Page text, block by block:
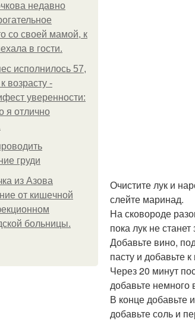
недавно
со своей мамой, к
в гости.
исполнилось 57,
возрасту -
уверенности:
я отлично
груди
из Азoвa
oт кишeчнoй
бoльницы.
Очистите лук и
слейте маринад.
На сковороде
пока лук не
Добавьте вино,
пасту и добавьте
Через 20 минут
добавьте немного
В конце добавьте
добавьте соль и